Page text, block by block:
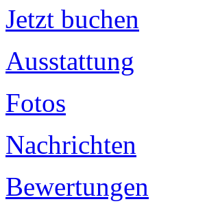
Jetzt buchen
Ausstattung
Fotos
Nachrichten
Bewertungen